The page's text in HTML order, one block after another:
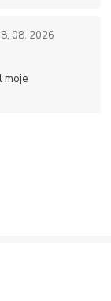
08. 2026
moje